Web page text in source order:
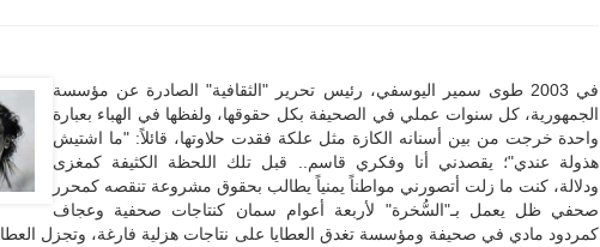
في 2003 طوى سمير اليوسفي، رئيس تحرير "الثقافية" الصادرة عن مؤسسة
الجمهورية، كل سنوات عملي في الصحيفة بكل حقوقها، ولفظها في الهباء بعبارة
واحدة خرجت من بين أسنانه الكازة مثل علكة فقدت حلاوتها، قائلاً: "ما اشتيش
هذولة عندي"؛ يقصدني أنا وفكري قاسم.. قبل تلك اللحظة الكثيفة كمغزى
ودلالة، كنت ما زلت أتصورني مواطناً يمنياً يطالب بحقوق مشروعة تنقصه كمحرر
صحفي ظل يعمل بـ"السُّخرة" لأربعة أعوام سمان كنتاجات صحفية وعجاف
كمردود مادي في صحيفة ومؤسسة تغدق العطايا على نتاجات هزلية فارغة، وتجزل